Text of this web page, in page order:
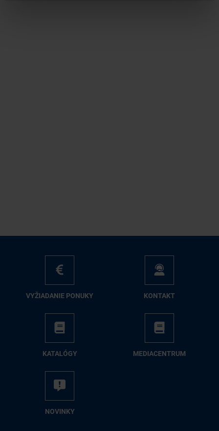
VY­ŽIA­DA­NIE PO­NU­KY KON­TAKT
KA­TA­LÓ­GY ME­DIA­CEN­TRUM
NO­VIN­KY